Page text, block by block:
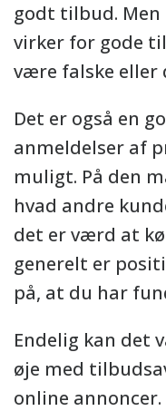
godt tilbud.
virker for gode
være falske eller
Det er også en
anmeldelser af
muligt. På den
hvad andre
det er værd at
generelt er
på, at du har
Endelig kan det
øje med
online